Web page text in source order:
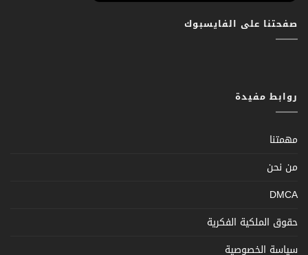
صفحتنا على الفايسبوك
روابط مفيدة
مهمتنا
من نحن
DMCA
حقوق الملكية الفكرية
سياسة الخصوصية